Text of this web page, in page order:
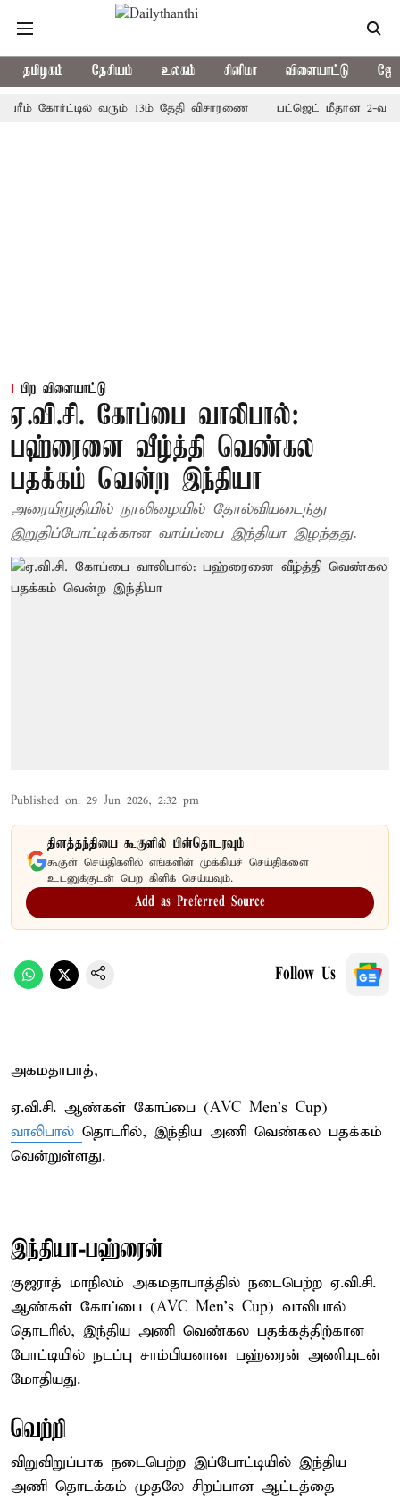
தமிழகம் தேசியம் உலகம் சினிமா விளையாட்டு
வரும் 13ம் தேதி விசாரணை பட்ஜெட் மீதான 2-வது நாள்;
பிற விளையாட்டு
ஏ.வி.சி. கோப்பை வாலிபால்:
பஹ்ரைனை வீழ்த்தி வெண்கல
பதக்கம் வென்ற இந்தியா
அரையிறுதியில் நூலிழையில் தோல்வியடைந்து
இறுதிப்போட்டிக்கான வாய்ப்பை இந்தியா இழந்தது.
Published on: 29 Jun 2026, 2:32 pm
தினத்தந்தியை கூகுளில் பின்தொடரவும்
கூகுள் செய்திகளில் எங்களின் முக்கியச் செய்திகளை
உடனுக்குடன் பெற கிளிக் செய்யவும்.
Add as Preferred Source
Follow Us
அகமதாபாத்,
ஏ.வி.சி. ஆண்கள் கோப்பை (AVC Men's Cup)
வாலிபால் தொடரில், இந்திய அணி வெண்கல பதக்கம்
வென்றுள்ளது.
இந்தியா-பஹ்ரைன்
குஜராத் மாநிலம் அகமதாபாத்தில் நடைபெற்ற ஏ.வி.சி.
ஆண்கள் கோப்பை (AVC Men's Cup) வாலிபால்
தொடரில், இந்திய அணி வெண்கல பதக்கத்திற்கான
போட்டியில் நடப்பு சாம்பியனான பஹ்ரைன் அணியுடன்
மோதியது.
வெற்றி
விறுவிறுப்பாக நடைபெற்ற இப்போட்டியில் இந்திய
அணி தொடக்கம் முதலே சிறப்பான ஆட்டத்தை